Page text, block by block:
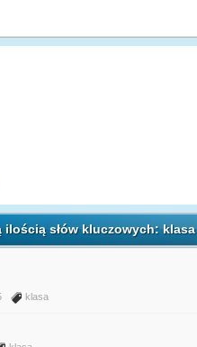
ilością słów kluczowych: klasa
klasa